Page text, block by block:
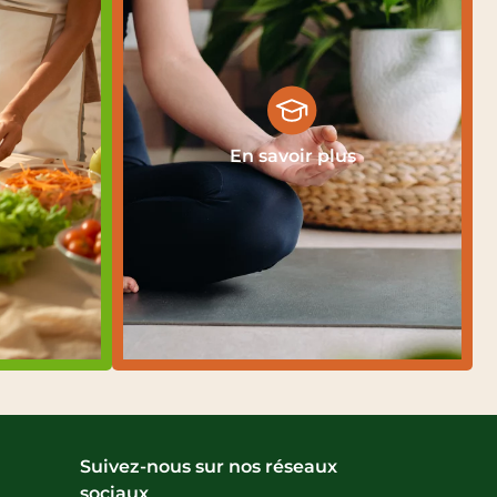
En savoir plus
Suivez-nous sur nos réseaux